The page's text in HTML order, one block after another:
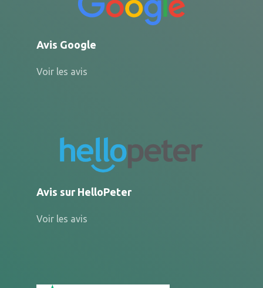
Avis Google
Voir les avis
Avis sur HelloPeter
Voir les avis